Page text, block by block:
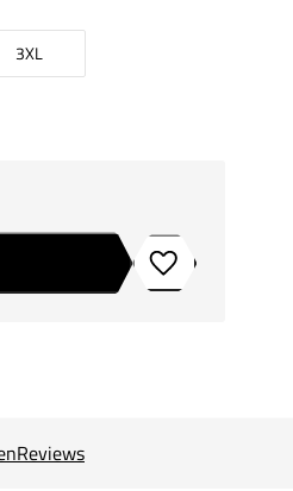
3XL
Toevoegen aan
Reviews